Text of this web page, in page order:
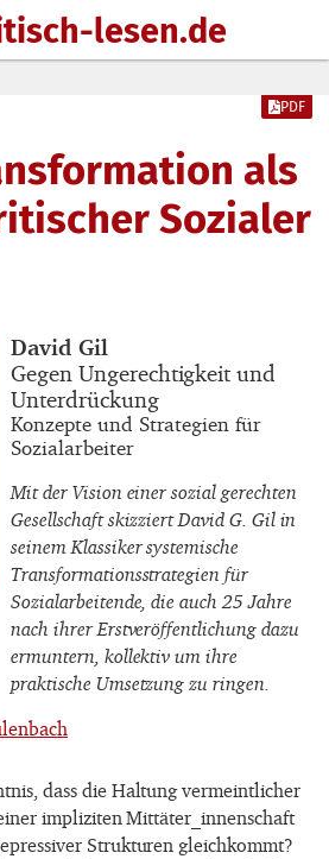
lesen.de
als
Sozialer
PDF
Buchautor_innen
David Gil
Buchtitel
Gegen Ungerechtigkeit und
Unterdrückung
Buchuntertitel
Konzepte und Strategien für
Sozialarbeiter
Mit der Vision einer sozial gerechten
Gesellschaft skizziert David G. Gil in
seinem Klassiker systemische
Transformationsstrategien für
Sozialarbeitende, die auch 25 Jahre
nach ihrer Erstveröffentlichung dazu
ermuntern, kollektiv um ihre
praktische Umsetzung zu ringen.
dass die Haltung vermeintlicher
impliziten Mittäter_innenschaft
Strukturen gleichkommt?